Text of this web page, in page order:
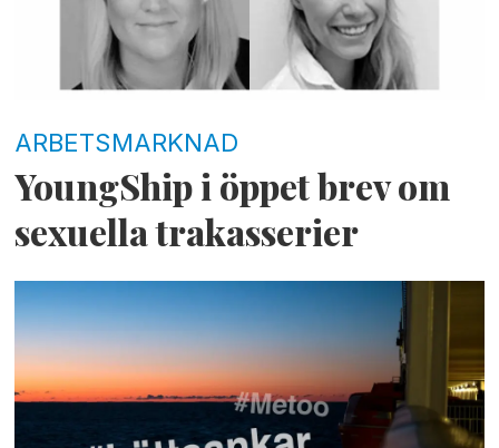
ARBETSMARKNAD
YoungShip i öppet brev om
sexuella trakasserier